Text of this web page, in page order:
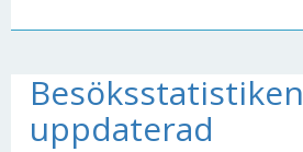
Besöksstatistiken
uppdaterad